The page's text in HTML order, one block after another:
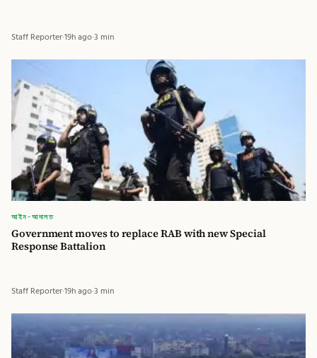
Staff Reporter·19h ago·3 min
আইন-আদালত
Government moves to replace RAB with new Special
Response Battalion
Staff Reporter·19h ago·3 min